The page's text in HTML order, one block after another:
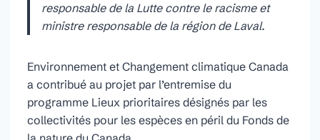
responsable de la Lutte contre le racisme et
ministre responsable de la région de Laval.
Environnement et Changement climatique Canada
a contribué au projet par l’entremise du
programme Lieux prioritaires désignés par les
collectivités pour les espèces en péril du Fonds de